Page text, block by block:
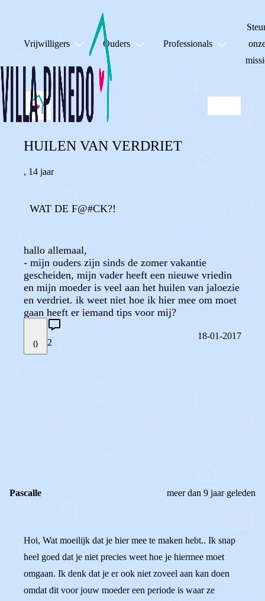
Vrijwilligers Ouders Professionals
HUILEN VAN VERDRIET
, 14 jaar
WAT DE F@#CK?!
hallo allemaal,
- mijn ouders zijn sinds de zomer vakantie
gescheiden, mijn vader heeft een nieuwe vriedin
en mijn moeder is veel aan het huilen van jaloezie
en verdriet. ik weet niet hoe ik hier mee om moet
gaan heeft er iemand tips voor mij?
0 2
18-01-2017
Pascalle meer dan 9 jaar geleden
Hoi, Wat moeilijk dat je hier mee te maken hebt.. Ik snap
heel goed dat je niet precies weet hoe je hiermee moet
omgaan. Ik denk dat je er ook niet zoveel aan kan doen
omdat dit voor jouw moeder een periode is waar ze